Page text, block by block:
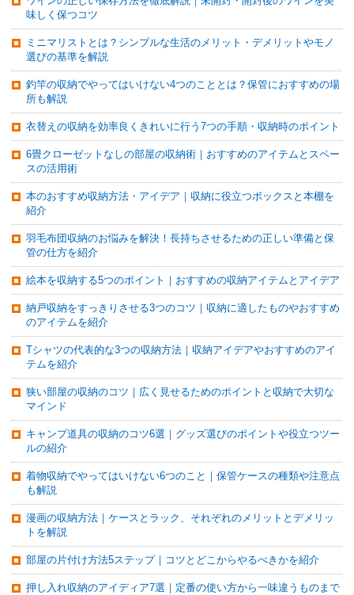
味しく保つコツ
ミニマリストとは？シンプルな生活のメリット・デメリットやモノ
選びの基準を解説
釣竿の収納でやってはいけない4つのこととは？保管におすすめの場
所も解説
衣替えの収納を効率良くきれいに行う7つの手順・収納時のポイント
6畳クローゼットなしの部屋の収納術｜おすすめのアイテムとスペー
スの活用術
本のおすすめ収納方法・アイデア｜収納に役立つボックスと本棚を
紹介
羽毛布団収納のお悩みを解決！長持ちさせるための正しい準備と保
管の仕方を紹介
絵本を収納する5つのポイント｜おすすめの収納アイテムとアイデア
納戸収納をすっきりさせる3つのコツ｜収納に適したものやおすすめ
のアイテムを紹介
Tシャツの代表的な3つの収納方法｜収納アイデアやおすすめのアイ
テムを紹介
狭い部屋の収納のコツ｜広く見せるためのポイントと収納で大切な
マインド
キャンプ道具の収納のコツ6選｜グッズ選びのポイントや役立つツー
ルの紹介
着物収納でやってはいけない6つのこと｜保管ケースの種類や注意点
も解説
漫画の収納方法｜ケースとラック、それぞれのメリットとデメリッ
トを解説
部屋の片付け方法5ステップ｜コツとどこからやるべきかを紹介
押し入れ収納のアイディア7選｜定番の使い方から一味違うものまで